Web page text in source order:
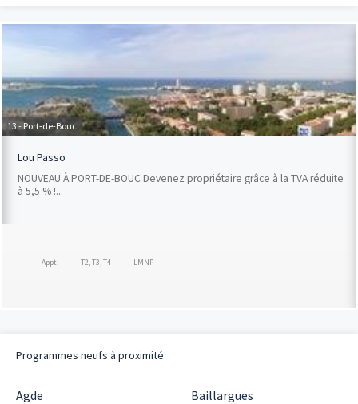
13 - Port-de-Bouc
Lou Passo
NOUVEAU À PORT-DE-BOUC Devenez propriétaire grâce à la TVA réduite
à 5,5 % !...
Appt. T2, T3, T4 LMNP
Programmes neufs à proximité
Agde
Baillargues